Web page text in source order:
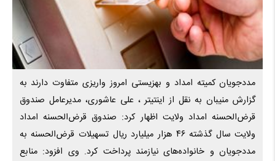
مددجویان کمیته امداد و بهزیستی امروز واریزی متفاوت دارند به
گزارش منیبان به نقل از اینتیتر ، علی عاشوری، مدیرعامل صندوق
قرض‌الحسنه امداد ولایت اظهار کرد: صندوق قرض‌الحسنه امداد
ولایت سال گذشته ۴۶ هزار میلیارد ریال تسهیلات قرض‌الحسنه به
مددجویان و خانواده‌های نیازمند پرداخت کرد. وی افزود: منابع